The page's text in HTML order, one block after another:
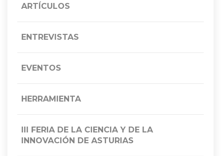
ARTÍCULOS
ENTREVISTAS
EVENTOS
HERRAMIENTA
III FERIA DE LA CIENCIA Y DE LA
INNOVACIÓN DE ASTURIAS